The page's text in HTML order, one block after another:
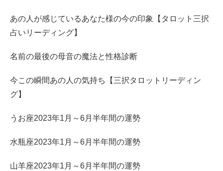
あの人が感じているあなた様の今の印象【タロット三択
占いリーディング】
名前の最後の母音の魔法と性格診断
今この瞬間あの人の気持ち【三択タロットリーディン
グ】
うお座2023年1月～6月半年間の運勢
水瓶座2023年1月～6月半年間の運勢
山羊座2023年1月～6月半年間の運勢